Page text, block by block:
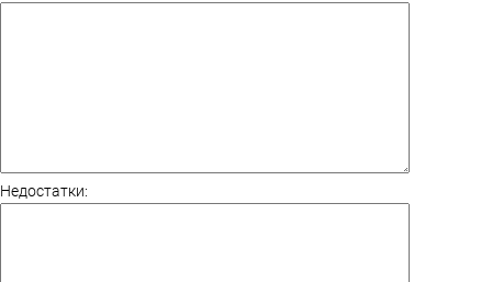
Недостатки: